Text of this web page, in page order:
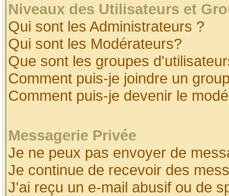
Niveaux des Utilisateurs et
Qui sont les Administrateurs ?
Qui sont les Modérateurs?
Que sont les groupes
Comment puis-je joindre un
Comment puis-je devenir le
Messagerie Privée
Je ne peux pas envoyer de
Je continue de recevoir des
J'ai reçu un e-mail abusif ou de